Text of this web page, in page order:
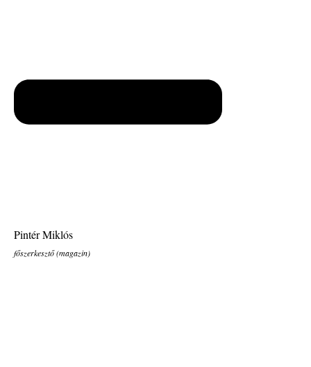
Pintér Miklós
főszerkesztő (magazin)